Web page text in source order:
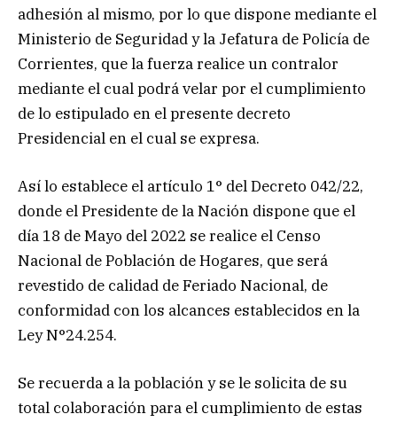
adhesión al mismo, por lo que dispone mediante el
Ministerio de Seguridad y la Jefatura de Policía de
Corrientes, que la fuerza realice un contralor
mediante el cual podrá velar por el cumplimiento
de lo estipulado en el presente decreto
Presidencial en el cual se expresa.
Así lo establece el artículo 1° del Decreto 042/22,
donde el Presidente de la Nación dispone que el
día 18 de Mayo del 2022 se realice el Censo
Nacional de Población de Hogares, que será
revestido de calidad de Feriado Nacional, de
conformidad con los alcances establecidos en la
Ley N°24.254.
Se recuerda a la población y se le solicita de su
total colaboración para el cumplimiento de estas